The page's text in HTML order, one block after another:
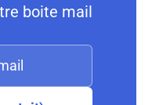
boite mail